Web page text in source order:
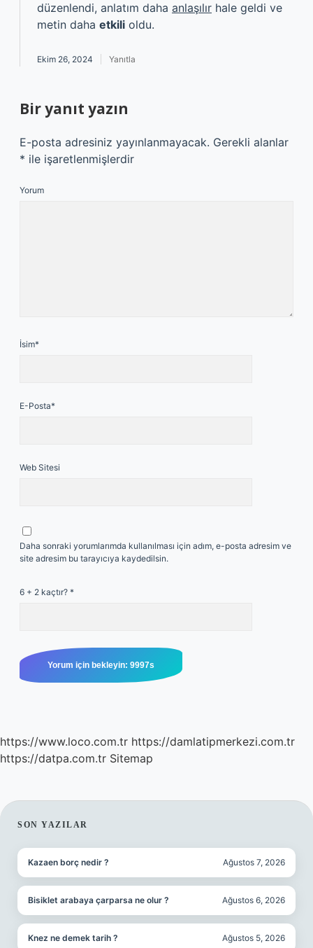
düzenlendi, anlatım daha anlaşılır hale geldi ve
metin daha etkili oldu.
Ekim 26, 2024 Yanıtla
Bir yanıt yazın
E-posta adresiniz yayınlanmayacak. Gerekli alanlar
* ile işaretlenmişlerdir
Yorum
İsim*
E-Posta*
Web Sitesi
Daha sonraki yorumlarımda kullanılması için adım, e-posta adresim ve
site adresim bu tarayıcıya kaydedilsin.
6 + 2 kaçtır? *
https://www.loco.com.tr https://damlatipmerkezi.com.tr
https://datpa.com.tr Sitemap
SIDEBAR
SON YAZILAR
Kazaen borç nedir ? Ağustos 7, 2026
Bisiklet arabaya çarparsa ne olur ? Ağustos 6, 2026
Knez ne demek tarih ? Ağustos 5, 2026